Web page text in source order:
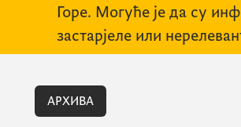
Горе. Могуће је да су
застарјеле или
АРХИВА